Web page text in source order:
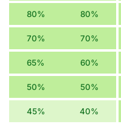
80%
80%
70%
70%
60%
65%
50%
50%
40%
45%